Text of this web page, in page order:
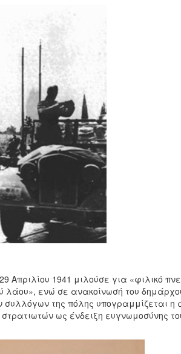
Απριλίου 1941 μιλούσε για «φιλικό
λάου», ενώ σε ανακοίνωσή του
της πόλης υπογραμμίζεται η
ως ένδειξη ευγνωμοσύνης